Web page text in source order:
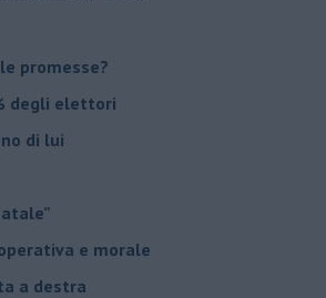
promesse?
degli elettori
di lui
e morale
a destra